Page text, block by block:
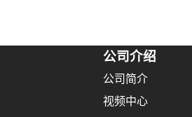
公司介绍
公司简介
视频中心